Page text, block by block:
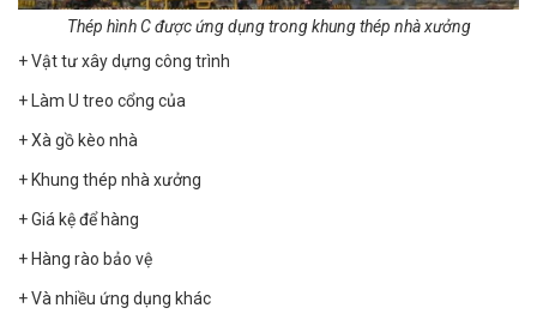
Thép hình C được ứng dụng trong khung thép nhà xưởng
+ Vật tư xây dựng công trình
+ Làm U treo cổng của
+ Xà gồ kèo nhà
+ Khung thép nhà xưởng
+ Giá kệ để hàng
+ Hàng rào bảo vệ
+ Và nhiều ứng dụng khác